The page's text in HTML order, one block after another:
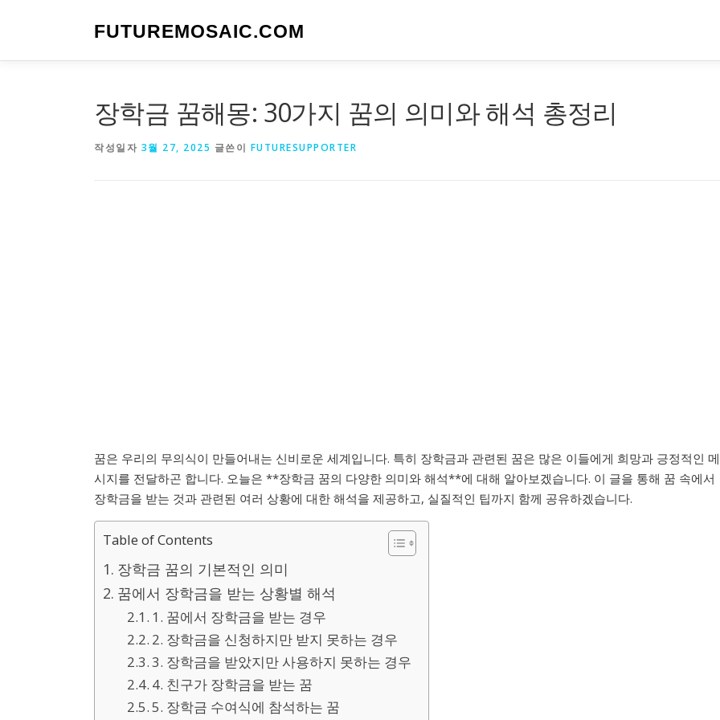
로
FUTUREMOSAIC.COM
장학금 꿈해몽: 30가지 꿈의 의미와 해석 총정리
작성일자 3월 27, 2025 글쓴이 FUTURESUPPORTER
꿈은 우리의 무의식이 만들어내는 신비로운 세계입니다. 특히 장학금과 관련된 꿈은 많은 이들에게 희망과 긍정적인 메
시지를 전달하곤 합니다. 오늘은 **장학금 꿈의 다양한 의미와 해석**에 대해 알아보겠습니다. 이 글을 통해 꿈 속에서
장학금을 받는 것과 관련된 여러 상황에 대한 해석을 제공하고, 실질적인 팁까지 함께 공유하겠습니다.
Table of Contents
장학금 꿈의 기본적인 의미
꿈에서 장학금을 받는 상황별 해석
1. 꿈에서 장학금을 받는 경우
2. 장학금을 신청하지만 받지 못하는 경우
3. 장학금을 받았지만 사용하지 못하는 경우
4. 친구가 장학금을 받는 꿈
5. 장학금 수여식에 참석하는 꿈